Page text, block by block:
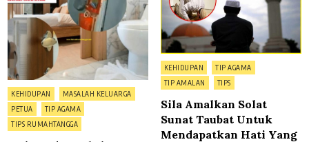
Sebab
Kenapa
Setiap
Rumah
Tutup
Pintu
Tandas,
Salah
Satunya
Tengok
Lemah
Semangat
Posted
in
KEHIDUPAN
MASALAH KELUARGA
PETUA
TIP AGAMA
TIPS RUMAHTANGGA
Hati
Posted
in
KEHIDUPAN
TIP AGAMA
TIP AMALAN
TIPS
Sila Amalkan Solat
Sunat Taubat Untuk
Mendapatkan Hati Yang